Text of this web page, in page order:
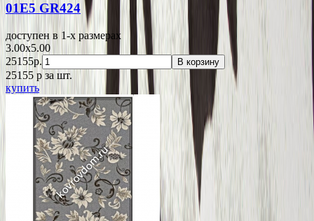
01E5 GR424
доступен в 1-x размерах
3.00x5.00
25155р.
В корзину
25155 p за шт.
купить